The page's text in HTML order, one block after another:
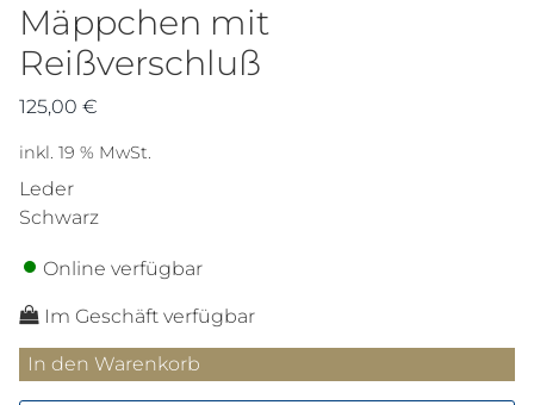
Mäppchen mit
Reißverschluß
125,00 €
inkl. 19 % MwSt.
Leder
Schwarz
Online verfügbar
Im Geschäft verfügbar
Mäppchen
mit
In den Warenkorb